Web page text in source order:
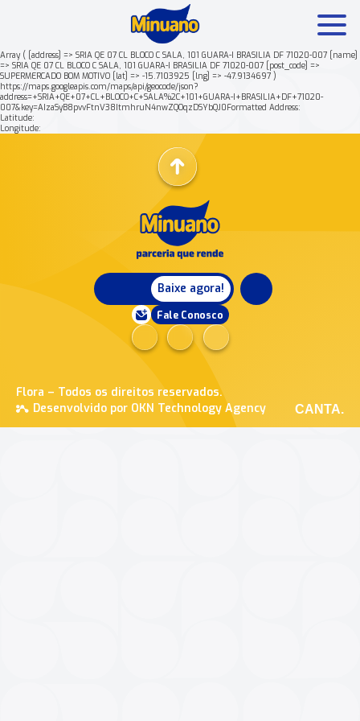
Array ( [address] => SRIA QE 07 CL BLOCO C SALA, 101 GUARA-I BRASILIA DF 71020-007 [name]
=> SRIA QE 07 CL BLOCO C SALA, 101 GUARA-I BRASILIA DF 71020-007 [post_code] =>
SUPERMERCADO BOM MOTIVO [lat] => -15.7103925 [lng] => -47.9134697 )
https://maps.googleapis.com/maps/api/geocode/json?
address=+SRIA+QE+07+CL+BLOCO+C+SALA%2C+101+GUARA-I+BRASILIA+DF+71020-
007&key=AIzaSyB8pvvFtnV38ItmhruN4nwZQOqzDSYbQJ0Formatted Address:
Latitude:
Longitude:
Baixe agora!
Fale Conosco
Flora – Todos os direitos reservados.
Desenvolvido por OKN Technology Agency
CANTA.
Mais buscados: Produtos Minuano Rende +
Nossa história